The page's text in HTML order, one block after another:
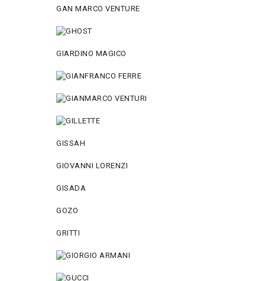
GAN MARCO VENTURE
GIARDINO MAGICO
GISSAH
GIOVANNI LORENZI
GISADA
GOZO
GRITTI